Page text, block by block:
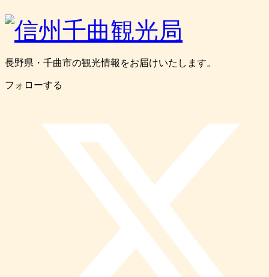
長野県・千曲市の観光情報をお届けいたします。
フォローする